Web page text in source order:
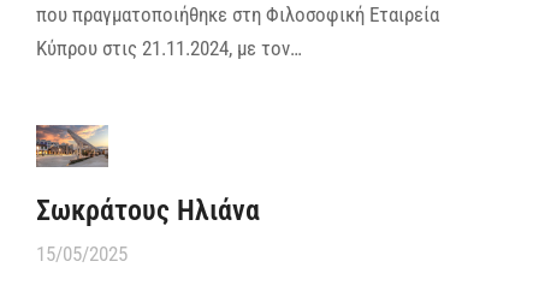
που πραγματοποιήθηκε στη Φιλοσοφική Εταιρεία
Κύπρου στις 21.11.2024, με τον…
Σωκράτους Ηλιάνα
15/05/2025